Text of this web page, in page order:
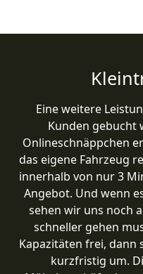
Eine weitere
Kunden gebucht
Onlineschnäppchen
das eigene Fahrzeug
innerhalb von nur 3
Angebot. Und wenn
sehen wir uns noch
schneller gehen
Kapazitäten frei, dann
kurzfristig um.